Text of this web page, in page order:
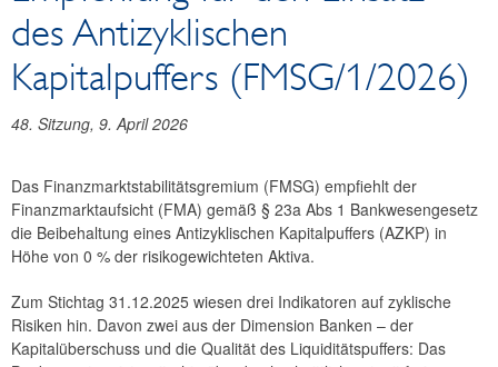
Risikohinweise und Empfehlungen
2026
Empfehlung FMSG 1/2026
2025
2023
des Antizyklischen
Kapitalpuffers (FMSG/1/2026)
48. Sitzung, 9. April 2026
Das Finanzmarktstabilitätsgremium (FMSG) empfiehlt der
Finanzmarktaufsicht (FMA) gemäß § 23a Abs 1 Bankwesengesetz
die Beibehaltung eines Antizyklischen Kapitalpuffers (AZKP) in
Höhe von 0 % der risikogewichteten Aktiva.
Zum Stichtag 31.12.2025 wiesen drei Indikatoren auf zyklische
Risiken hin. Davon zwei aus der Dimension Banken – der
Kapitalüberschuss und die Qualität des Liquiditätspuffers: Das